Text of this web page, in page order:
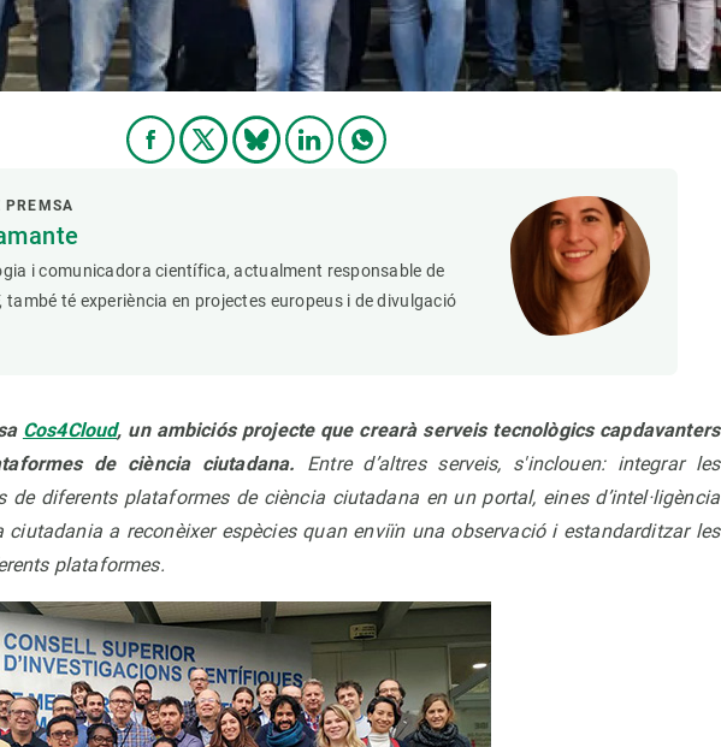
PREMSA
i comunicadora científica, actualment responsable de
també té experiència en projectes europeus i de divulgació
Cos4Cloud, un ambiciós projecte que crearà serveis tecnològics capdavanters
de ciència ciutadana. Entre d’altres serveis, s'inclouen: integrar les
de diferents plataformes de ciència ciutadana en un portal, eines d’intel·ligència
a reconèixer espècies quan enviïn una observació i estandarditzar les
plataformes.